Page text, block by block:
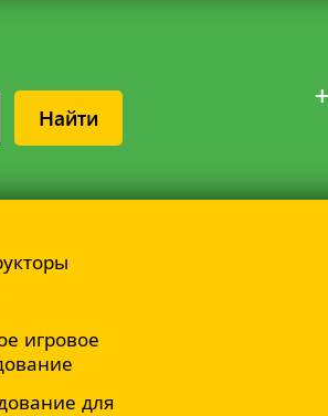
Найти
игровое
для